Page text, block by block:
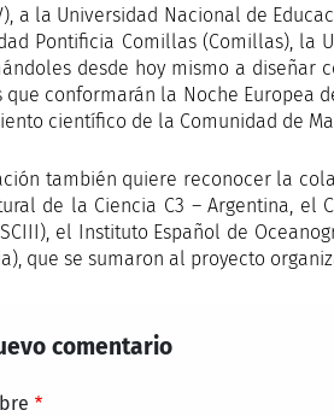
a la Universidad Nacional de
Pontificia Comillas (Comillas), la
desde hoy mismo a
que conformarán la Noche Europea
científico de la Comunidad de
también quiere reconocer la
de la Ciencia C3 – Argentina, el
el Instituto Español de
que se sumaron al proyecto
comentario